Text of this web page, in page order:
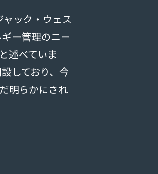
ック・ウェス
ー管理のニー
述べていま
しており、今
明らかにされ